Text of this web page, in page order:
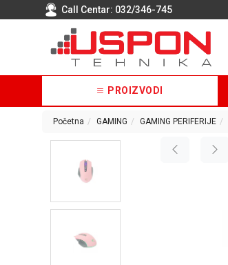
Call Centar: 032/346-745
PROIZVODI
Početna GAMING GAMING PERIFERIJE